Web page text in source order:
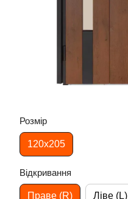
Розмір
120х205
Відкривання
Праве (R) Ліве (L)